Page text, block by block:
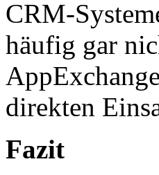
CRM-
häufig gar
direkten
Fazit